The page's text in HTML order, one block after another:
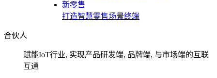
新零售
打造智慧零售场景终端
合伙人
赋能IoT行业, 实现产品研发端, 品牌端, 与市场端的互联
互通